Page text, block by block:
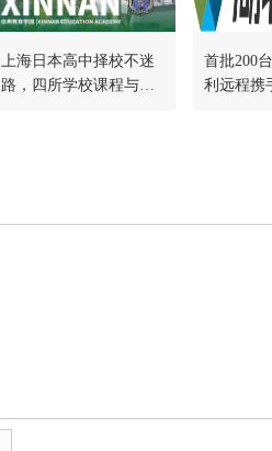
上海日本高中择校不迷
路，四所学校课程与升
首批200
利远程携